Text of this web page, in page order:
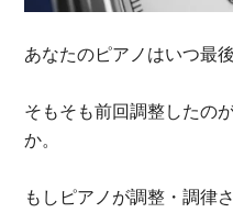
あなたのピアノはいつ最
そもそも前回調整したの
か。
もしピアノが調整・調律